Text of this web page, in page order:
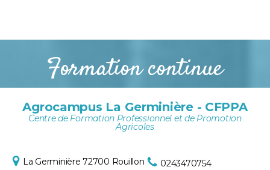
Formation continue
Agrocampus La Germinière - CFPPA
Centre de Formation Professionnel et de Promotion
Agricoles
La Germinière 72700 Rouillon
0243470754